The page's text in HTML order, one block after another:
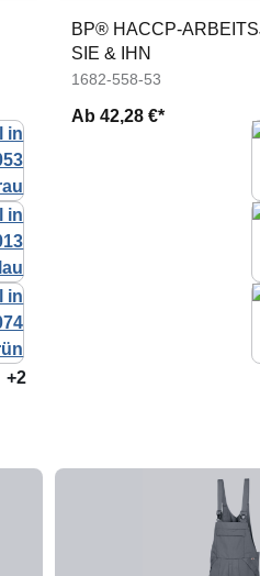
+2
BP® HACCP-
SIE & IHN
1682-558-53
Ab42,28 €*